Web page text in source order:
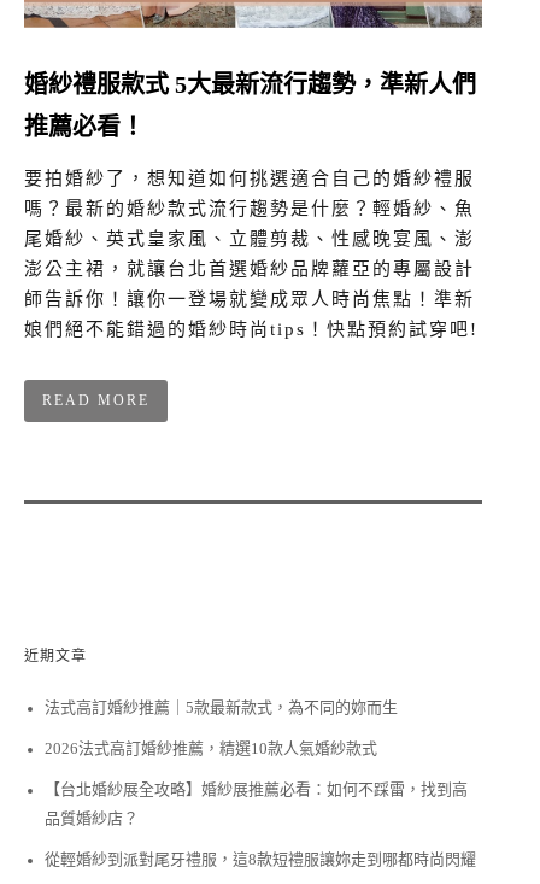
婚紗禮服款式 5大最新流行趨勢，準新人們
推薦必看！
要拍婚紗了，想知道如何挑選適合自己的婚紗禮服
嗎？最新的婚紗款式流行趨勢是什麼？輕婚紗、魚
尾婚紗、英式皇家風、立體剪裁、性感晚宴風、澎
澎公主裙，就讓台北首選婚紗品牌蘿亞的專屬設計
師告訴你！讓你一登場就變成眾人時尚焦點！準新
娘們絕不能錯過的婚紗時尚tips！快點預約試穿吧!
READ MORE
近期文章
法式高訂婚紗推薦｜5款最新款式，為不同的妳而生
2026法式高訂婚紗推薦，精選10款人氣婚紗款式
【台北婚紗展全攻略】婚紗展推薦必看：如何不踩雷，找到高
品質婚紗店？
從輕婚紗到派對尾牙禮服，這8款短禮服讓妳走到哪都時尚閃耀